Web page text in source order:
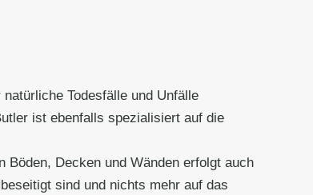
Todesfälle und Unfälle
ist ebenfalls spezialisiert auf die
Böden, Decken und Wänden erfolgt auch
sind und nichts mehr auf das